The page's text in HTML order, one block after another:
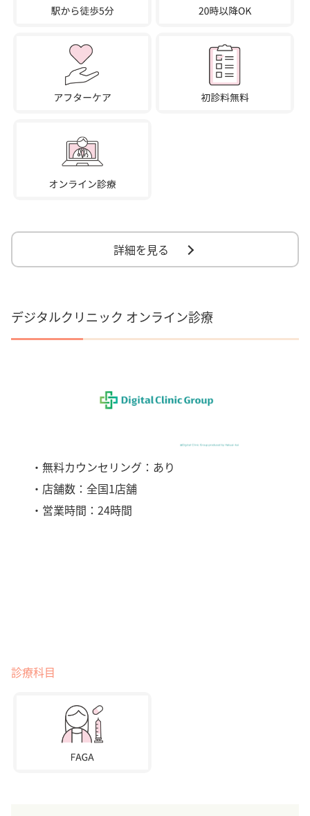
詳細を見る
デジタルクリニック オンライン診療
・無料カウンセリング：あり
・店舗数：全国1店舗
・営業時間：24時間
診療科目